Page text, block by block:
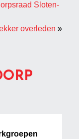
Sloten-
overleden »